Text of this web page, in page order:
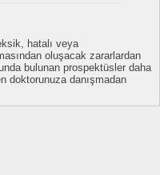
hatalı veya
oluşacak zararlardan
bulunan prospektüsler daha
doktorunuza danışmadan